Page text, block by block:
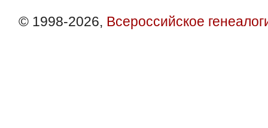
© 1998-2026, Всероссийское